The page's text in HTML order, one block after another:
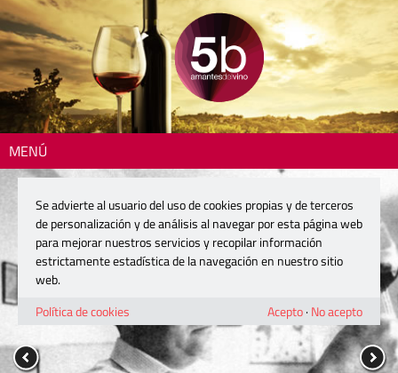
MENÚ
Se advierte al usuario del uso de cookies propias y de terceros
de personalización y de análisis al navegar por esta página web
para mejorar nuestros servicios y recopilar información
estrictamente estadística de la navegación en nuestro sitio
web.
Política de cookies
Acepto· No acepto